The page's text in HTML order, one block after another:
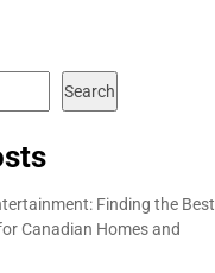
Search
Finding the Best
Canadian Homes and